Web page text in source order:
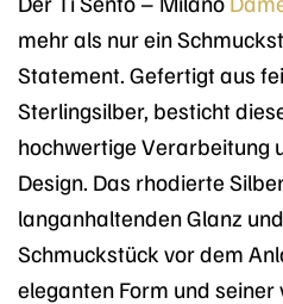
mehr als nur ein
Statement. Gefertigt aus
Sterlingsilber, besticht
hochwertige Verarbeitung
Design. Das rhodierte
langanhaltenden Glanz
Schmuckstück vor dem
eleganten Form und seiner